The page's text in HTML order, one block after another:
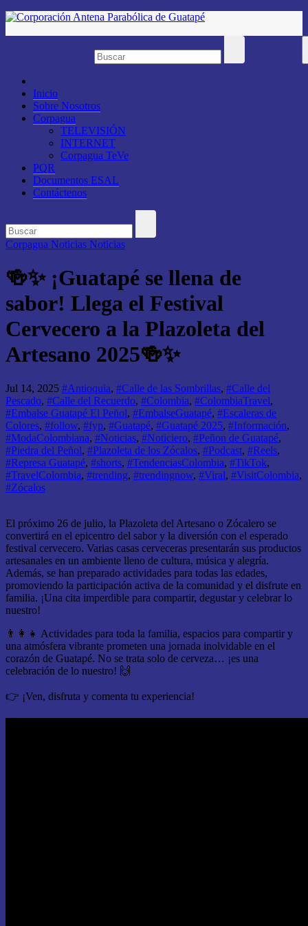
Saltar
Inicio
Sobre Nosotros
Corpagua
TELEVISIÓN
INTERNET
Corpagua TeVe
PQR
Documentos ESAL
Contáctenos
Corpagua Noticias Noticias
🍻✨ ¡Guatapé se llena de
sabor! Llega el Festival
Cervecero a la Plazoleta del
Artesano 2025🍻✨
Jul 14, 2025 #Antioquia, #Calle de las Sombrillas, #Calle del
Pescado, #Calle del Recuerdo, #Colombia, #ColombiaTravel,
#Embalse Guatapé El Peñol, #EmbalseGuatapé, #Escaleras de
Colores, #follow, #fyp, #Guatapé, #Guatapé 2025, #Información,
#ModaColombiana, #Noticias, #Noticiero, #Peñon de Guatapé,
#Piedra del Peñol, #Plazoleta de los Zócalos, #Podcast, #Reels,
#Represa Guatapé, #shorts, #TendenciasColombia, #TikTok,
#TravelColombia, #trending, #trendingnow, #Viral, #VisitColombia,
#Zócalos
El próximo 26 de julio, la Plazoleta del Artesano o Zócalero se
convertirá en el epicentro del sabor y la diversión con el esperado
festival cervecero. Varias casas cerveceras presentarán sus productos
artesanales en un ambiente lleno de cultura, música y alegría.
Además, se han preparado actividades para todas las edades,
promoviendo la participación activa de la comunidad y el disfrute en
familia. ¡Una cita imperdible para compartir, degustar y celebrar lo
nuestro!
👨‍👩‍👧 Actividades para toda la familia, espacios para compartir y
una atmósfera vibrante prometen una jornada inolvidable en el
corazón de Guatapé. No se trata solo de cerveza… ¡es una
celebración de lo nuestro! 🙌
👉 ¡Ven, disfruta y comenta tu experiencia!